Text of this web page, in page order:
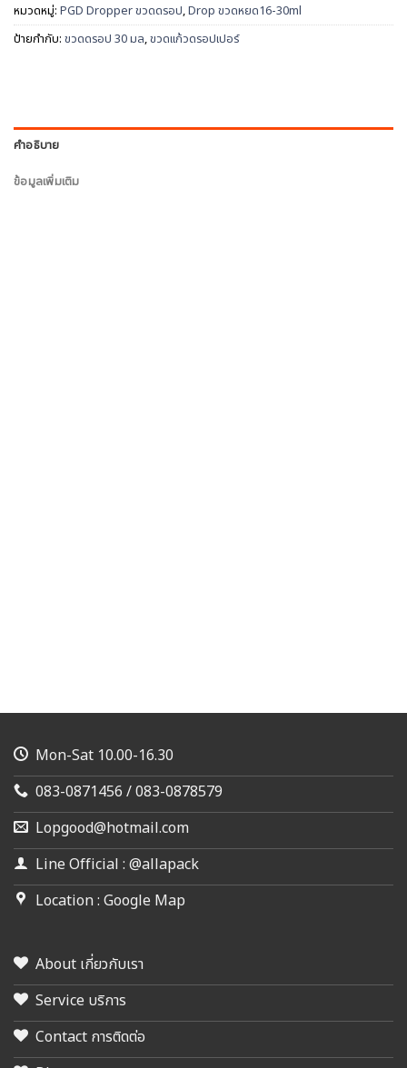
หมวดหมู่: PGD Dropper ขวดดรอป,Drop ขวดหยด16-30ml
ป้ายกำกับ: ขวดดรอป 30 มล,ขวดแก้วดรอปเปอร์
คำอธิบาย
ข้อมูลเพิ่มเติม
Mon-Sat 10.00-16.30
083-0871456 / 083-0878579
Lopgood@hotmail.com
Line Official : @allapack
Location : Google Map
About เกี่ยวกับเรา
Service บริการ
Contact การติดต่อ